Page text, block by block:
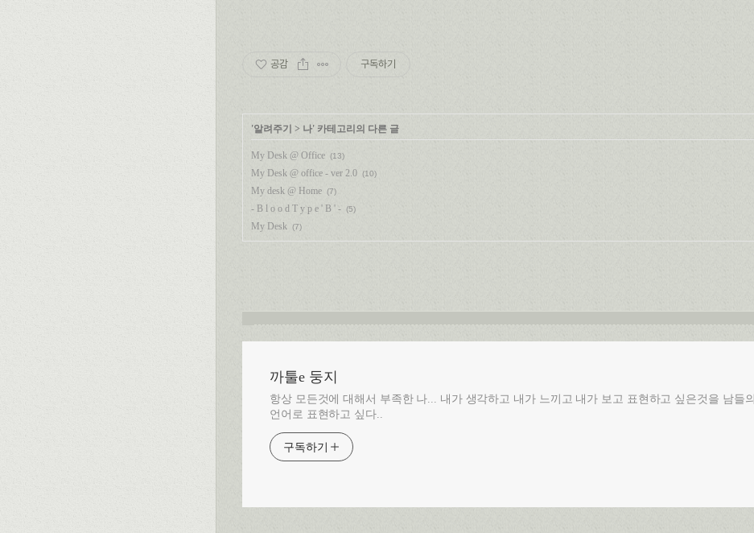
공감 구독하기
'알려주기 > 나' 카테고리의 다른 글
My Desk @ Office (13)
My Desk @ office - ver 2.0 (10)
My desk @ Home (7)
- B l o o d T y p e ' B ' - (5)
My Desk (7)
까툴e 둥지
항상 모든것에 대해서 부족한 나... 내가 생각하고 내가 느끼고 내가 보고 표현하고 싶은것을 남들의
언어로 표현하고 싶다..
구독하기